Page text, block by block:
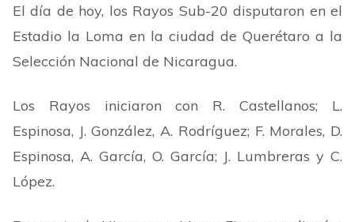
El día de hoy, los Rayos Sub-20 disputaron en el
Estadio la Loma en la ciudad de Querétaro a la
Selección Nacional de Nicaragua.
Los Rayos iniciaron con R. Castellanos; L.
Espinosa, J. González, A. Rodríguez; F. Morales, D.
Espinosa, A. García, O. García; J. Lumbreras y C.
López.